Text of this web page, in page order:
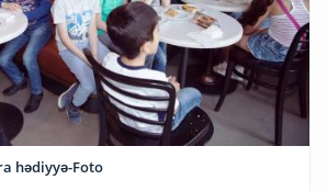
hədiyyə-Foto